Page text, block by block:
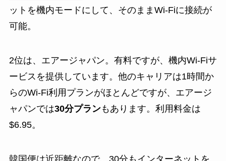
ットを機内モードにして、そのままWi-Fiに接続が
可能。
2位は、エアージャパン。有料ですが、機内Wi-Fiサ
ービスを提供しています。他のキャリアは1時間か
らのWi-Fi利用プランがほとんどですが、エアージ
ャパンでは30分プランもあります。利用料金は
$6.95。
韓国便は近距離なので、30分もインターネットを